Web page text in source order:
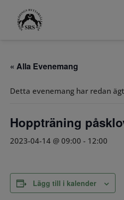
« Alla Evenemang
Detta evenemang har redan
Hoppträning
2023-04-14 @ 09:00 - 12:00
Lägg till i kalender